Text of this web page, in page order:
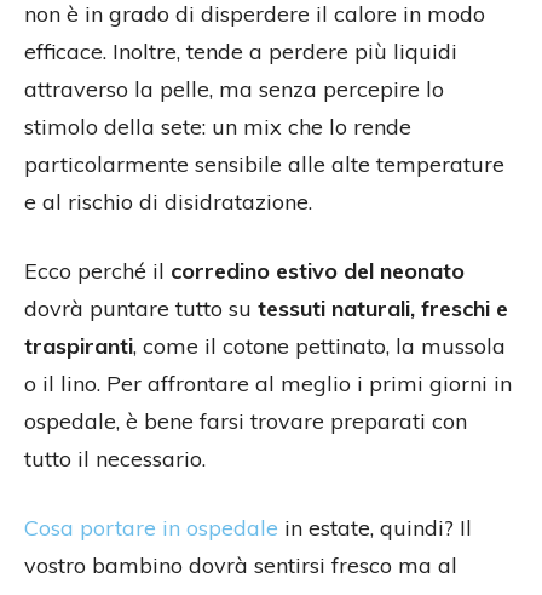
non è in grado di disperdere il calore in modo
efficace. Inoltre, tende a perdere più liquidi
attraverso la pelle, ma senza percepire lo
stimolo della sete: un mix che lo rende
particolarmente sensibile alle alte temperature
e al rischio di disidratazione.
Ecco perché il corredino estivo del neonato
dovrà puntare tutto su tessuti naturali, freschi e
traspiranti, come il cotone pettinato, la mussola
o il lino. Per affrontare al meglio i primi giorni in
ospedale, è bene farsi trovare preparati con
tutto il necessario.
Cosa portare in ospedale in estate, quindi? Il
vostro bambino dovrà sentirsi fresco ma al